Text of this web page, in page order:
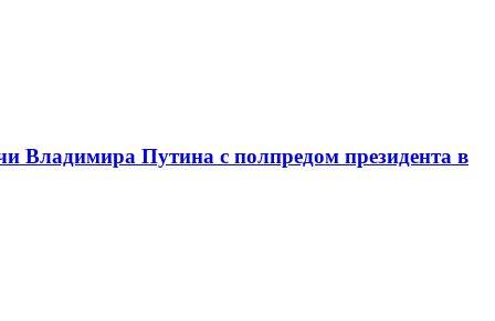
Владимира Путина с полпредом президента в